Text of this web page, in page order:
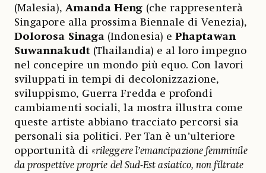
(Malesia), Amanda Heng (che rappresenterà
Singapore alla prossima Biennale di Venezia),
Dolorosa Sinaga (Indonesia) ePhaptawan
Suwannakudt(Thailandia) e al loro impegno
nel concepire un mondo più equo. Con lavori
sviluppati in tempi di decolonizzazione,
sviluppismo, Guerra Fredda e profondi
cambiamenti sociali, la mostra illustra come
queste artiste abbiano tracciato percorsi sia
personali sia politici. Per Tan è un’ulteriore
opportunità di «rileggere l’emancipazione femminile
da prospettive proprie del Sud-Est asiatico, non filtrate